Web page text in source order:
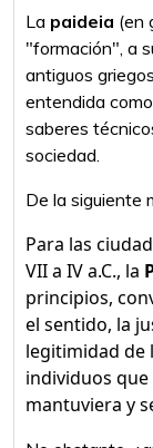
La paideia (en
"formación", a
antiguos
entendida
saberes
sociedad.
De la siguiente
Para las
VII a IV a.C., la
principios,
el sentido, la
legitimidad de
individuos
mantuviera y